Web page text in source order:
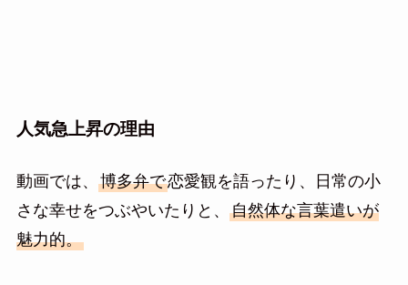
人気急上昇の理由
動画では、 博多弁で恋愛観を語ったり、日常の小
さな幸せをつぶやいたりと、 自然体な言葉遣いが
魅力的。